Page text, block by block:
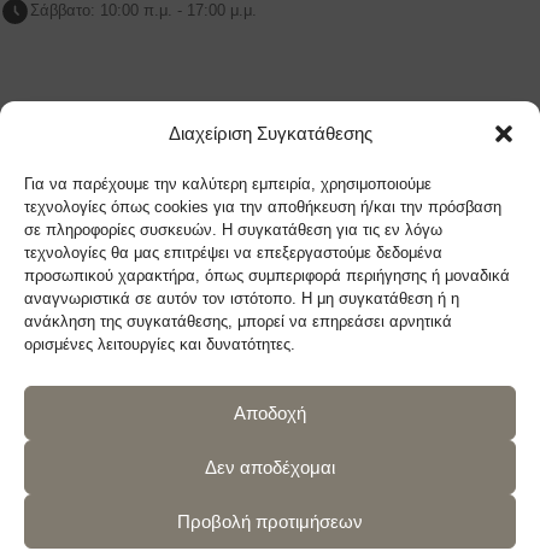
Διαχείριση Συγκατάθεσης
Για να παρέχουμε την καλύτερη εμπειρία, χρησιμοποιούμε
τεχνολογίες όπως cookies για την αποθήκευση ή/και την πρόσβαση
σε πληροφορίες συσκευών. Η συγκατάθεση για τις εν λόγω
τεχνολογίες θα μας επιτρέψει να επεξεργαστούμε δεδομένα
προσωπικού χαρακτήρα, όπως συμπεριφορά περιήγησης ή μοναδικά
αναγνωριστικά σε αυτόν τον ιστότοπο. Η μη συγκατάθεση ή η
ανάκληση της συγκατάθεσης, μπορεί να επηρεάσει αρνητικά
ορισμένες λειτουργίες και δυνατότητες.
Αποδοχή
Δεν αποδέχομαι
Προβολή προτιμήσεων
Σάββατο: 10:00 π.μ. - 17:00 μ.μ.
LAZYSOFA ΜΑΡΟΥΣΙ
Λ.Κηφισίας 209Β Μαρουσι, 151 24, Αθήνα
Τηλ: (+30) 210 9270719
sales@lazysofa.gr
Δευτέρα - Τετάρτη: 10:00 π.μ. - 17:00 μ.μ.
Τρίτη - Πέμπτη - Παρασκευή: 10:00 π.μ. - 21:00 μ.μ.
Σάββατο: 10:00 π.μ. - 17:00 μ.μ.